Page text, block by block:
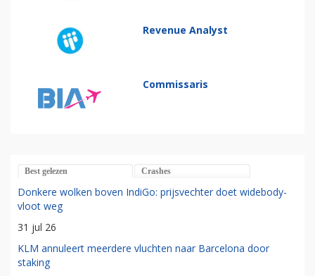
Revenue Analyst
Commissaris
Best gelezen Crashes
Donkere wolken boven IndiGo: prijsvechter doet widebody-
vloot weg
31 jul 26
KLM annuleert meerdere vluchten naar Barcelona door
staking